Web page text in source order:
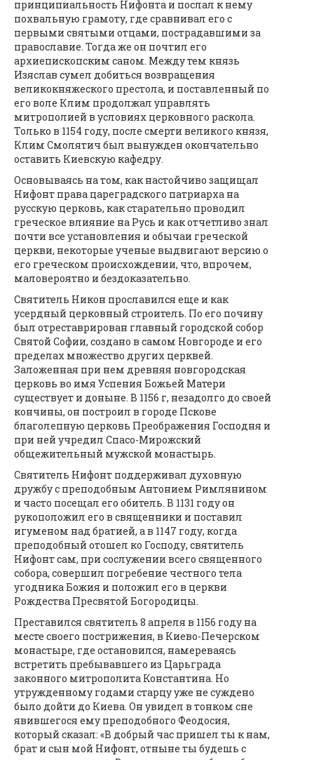
принципиальность Нифонта и послал к нему
похвальную грамоту, где сравнивал его с
первыми святыми отцами, пострадавшими за
православие. Тогда же он почтил его
архиепископским саном. Между тем князь
Изяслав сумел добиться возвращения
великокняжеского престола, и поставленный по
его воле Клим продолжал управлять
митрополией в условиях церковного раскола.
Только в 1154 году, после смерти великого князя,
Клим Смолятич был вынужден окончательно
оставить Киевскую кафедру.
Основываясь на том, как настойчиво защищал
Нифонт права цареградского патриарха на
русскую церковь, как старательно проводил
греческое влияние на Русь и как отчетливо знал
почти все установления и обычаи греческой
церкви, некоторые ученые выдвигают версию о
его греческом происхождении, что, впрочем,
маловероятно и бездоказательно.
Святитель Никон прославился еще и как
усердный церковный строитель. По его почину
был отреставрирован главный городской собор
Святой Софии, создано в самом Новгороде и его
пределах множество других церквей.
Заложенная при нем древняя новгородская
церковь во имя Успения Божьей Матери
существует и доныне. В 1156 г, незадолго до своей
кончины, он построил в городе Пскове
благолепную церковь Преображения Господня и
при ней учредил Спасо-Мирожский
общежительный мужской монастырь.
Святитель Нифонт поддерживал духовную
дружбу с преподобным Антонием Римлянином
и часто посещал его обитель. В 1131 году он
рукоположил его в священники и поставил
игуменом над братией, а в 1147 году, когда
преподобный отошел ко Господу, святитель
Нифонт сам, при сослужении всего священного
собора, совершил погребение честного тела
угодника Божия и положил его в церкви
Рождества Пресвятой Богородицы.
Преставился святитель 8 апреля в 1156 году на
месте своего пострижения, в Киево-Печерском
монастыре, где остановился, намереваясь
встретить пребывавшего из Царьграда
законного митрополита Константина. Но
утружденному годами старцу уже не суждено
было дойти до Киева. Он увидел в тонком сне
явившегося ему преподобного Феодосия,
который сказал: «В добрый час пришел ты к нам,
брат и сын мой Нифонт, отныне ты будешь с